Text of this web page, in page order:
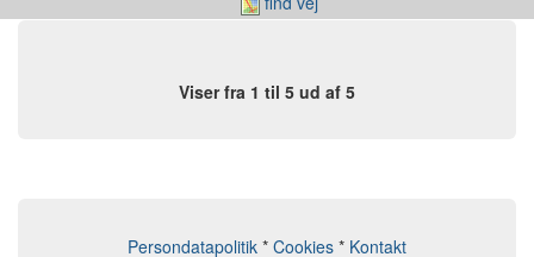
Viser fra 1 til 5 ud af 5
Persondatapolitik * Cookies * Kontakt